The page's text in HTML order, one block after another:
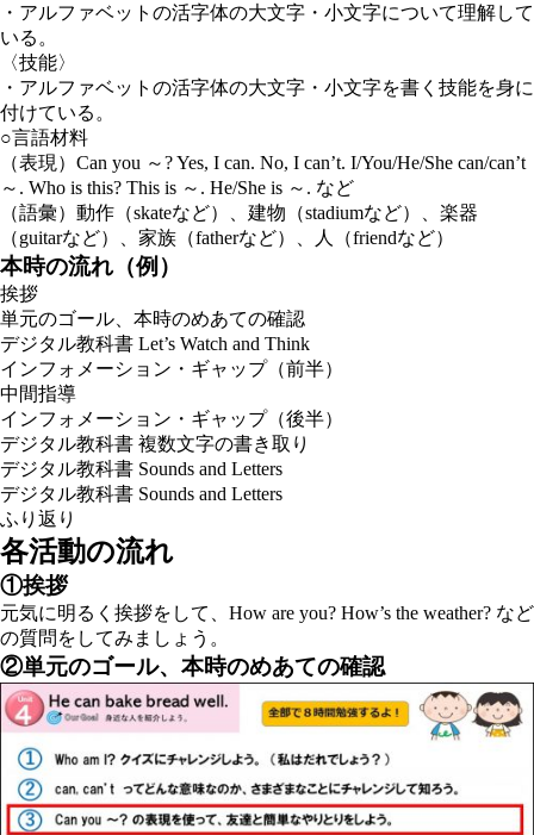
・ アルファベットの活字体の大文字・小文字について理解して
いる。
〈技能〉
・ アルファベットの活字体の大文字・小文字を書く技能を身に
付けている。
○言語材料
（表現） Can you ～? Yes, I can. No, I can’t. I/You/He/She can/can’t
～. Who is this? This is ～. He/She is ～. など
（語彙） 動作（skateなど）、建物（stadiumなど）、楽器
（guitarなど）、家族（fatherなど）、人（friendなど）
本時の流れ（例）
挨拶
単元のゴール、本時のめあての確認
デジタル教科書 Let’s Watch and Think
インフォメーション・ギャップ（前半）
中間指導
インフォメーション・ギャップ（後半）
デジタル教科書 複数文字の書き取り
デジタル教科書 Sounds and Letters
デジタル教科書 Sounds and Letters
ふり返り
各活動の流れ
①挨拶
元気に明るく挨拶をして、 How are you? How’s the weather? など
の質問をしてみましょう。
②単元のゴール、本時のめあての確認